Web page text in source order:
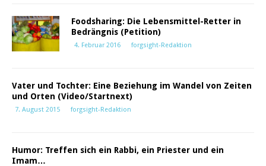
Foodsharing: Die Lebensmittel-Retter in
Bedrängnis (Petition)
4. Februar 2016 forgsight-Redaktion
Vater und Tochter: Eine Beziehung im Wandel von Zeiten
und Orten (Video/Startnext)
7. August 2015 forgsight-Redaktion
Humor: Treffen sich ein Rabbi, ein Priester und ein
Imam…